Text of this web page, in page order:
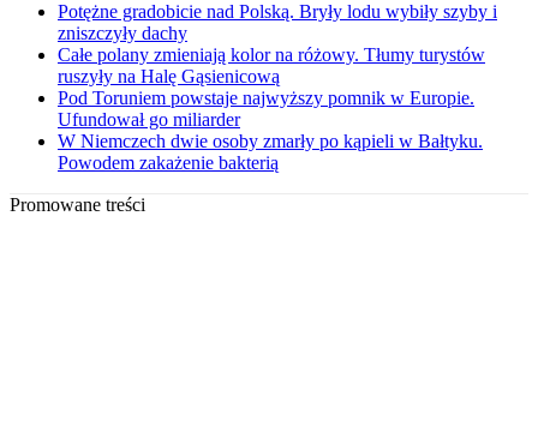
Potężne gradobicie nad Polską. Bryły lodu wybiły szyby i
zniszczyły dachy
Całe polany zmieniają kolor na różowy. Tłumy turystów
ruszyły na Halę Gąsienicową
Pod Toruniem powstaje najwyższy pomnik w Europie.
Ufundował go miliarder
W Niemczech dwie osoby zmarły po kąpieli w Bałtyku.
Powodem zakażenie bakterią
Promowane treści